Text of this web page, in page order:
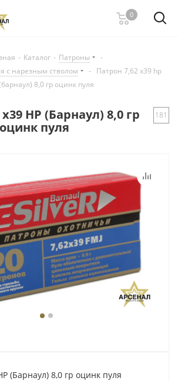
0
- Каталог - Патроны
-
с нарезным стволом
-
Патрон 7,62 х39 hp
8,0 гр оцинк пуля
HP (Барнаул) 8,0 гр
оцинк пуля
181
(Барнаул) 8,0 гр оцинк пуля